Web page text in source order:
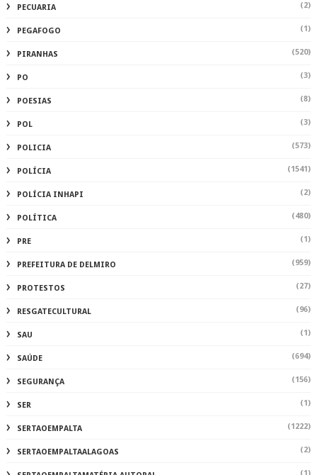
PECUARIA (2)
PEGAFOGO (1)
PIRANHAS (520)
PO (3)
POESIAS (8)
POL (3)
POLICIA (573)
POLÍCIA (1541)
POLÍCIA INHAPI (2)
POLÍTICA (480)
PRE (1)
PREFEITURA DE DELMIRO (959)
PROTESTOS (27)
RESGATECULTURAL (96)
SAU (1)
SAÚDE (694)
SEGURANÇA (156)
SER (1)
SERTAOEMPALTA (1222)
SERTAOEMPALTAALAGOAS (2)